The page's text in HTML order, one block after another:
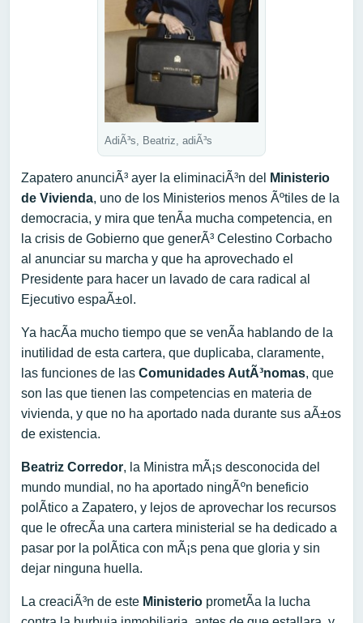
AdiÃ³s, Beatriz, adiÃ³s
Zapatero anunciÃ³ ayer la eliminaciÃ³n del
Ministerio
de Vivienda, uno de los Ministerios menos Ãºtiles de la
democracia, y mira que tenÃ­a mucha competencia, en
la crisis de Gobierno que generÃ³ Celestino Corbacho
al anunciar su marcha y que ha aprovechado el
Presidente para hacer un lavado de cara radical al
Ejecutivo espaÃ±ol.
Ya hacÃ­a mucho tiempo que se venÃ­a hablando de la
inutilidad de esta cartera, que duplicaba, claramente,
las funciones de las Comunidades AutÃ³nomas, que
son las que tienen las competencias en materia de
vivienda, y que no ha aportado nada durante sus aÃ±os
de existencia.
Beatriz Corredor, la Ministra mÃ¡s desconocida del
mundo mundial, no ha aportado ningÃºn beneficio
polÃ­tico a Zapatero, y lejos de aprovechar los recursos
que le ofrecÃ­a una cartera ministerial se ha dedicado a
pasar por la polÃ­tica con mÃ¡s pena que gloria y sin
dejar ninguna huella.
La creaciÃ³n de este Ministerio prometÃ­a la lucha